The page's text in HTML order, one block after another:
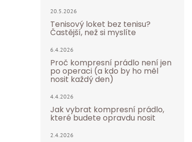
20.5.2026
Tenisový loket bez tenisu?
Častější, než si myslíte
6.4.2026
Proč kompresní prádlo není jen
po operaci (a kdo by ho měl
nosit každý den)
4.4.2026
Jak vybrat kompresní prádlo,
které budete opravdu nosit
2.4.2026